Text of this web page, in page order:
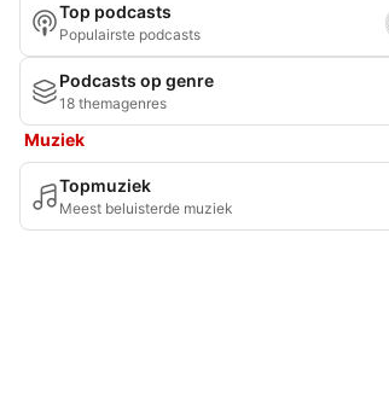
Top podcasts
Populairste podcasts
Podcasts op genre
18 themagenres
Muziek
Topmuziek
Meest beluisterde muziek